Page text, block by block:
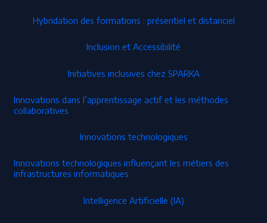
Hybridation des formations : présentiel et distanciel
Inclusion et Accessibilité
Initiatives inclusives chez SPARKA
Innovations dans l’apprentissage actif et les méthodes
collaboratives
Innovations technologiques
Innovations technologiques influençant les métiers des
infrastructures informatiques
Intelligence Artificielle (IA)